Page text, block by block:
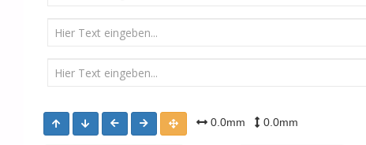
0.0mm 0.0mm